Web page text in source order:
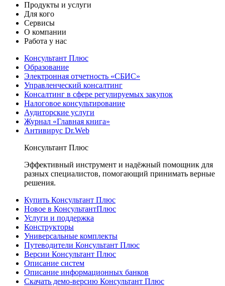
Продукты и услуги
Для кого
Сервисы
О компании
Работа у нас
Консультант Плюс
Образование
Электронная отчетность «СБИС»
Управленческий консалтинг
Консалтинг в сфере регулируемых закупок
Налоговое консультирование
Аудиторские услуги
Журнал «Главная книга»
Антивирус Dr.Web
Консультант Плюс
Эффективный инструмент и надёжный помощник для
разных специалистов, помогающий принимать верные
решения.
Купить Консультант Плюс
Новое в КонсультантПлюс
Услуги и поддержка
Конструкторы
Универсальные комплекты
Путеводители Консультант Плюс
Версии Консультант Плюс
Описание систем
Описание информационных банков
Скачать демо-версию Консультант Плюс